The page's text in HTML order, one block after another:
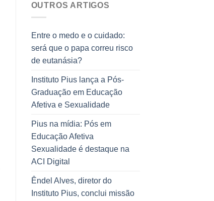
OUTROS ARTIGOS
Entre o medo e o cuidado:
será que o papa correu risco
de eutanásia?
Instituto Pius lança a Pós-
Graduação em Educação
Afetiva e Sexualidade
Pius na mídia: Pós em
Educação Afetiva
Sexualidade é destaque na
ACI Digital
Êndel Alves, diretor do
Instituto Pius, conclui missão